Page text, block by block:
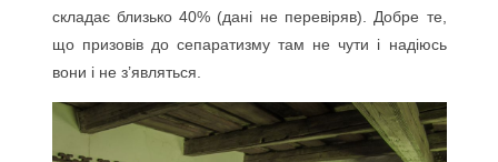
складає близько 40% (дані не перевіряв). Добре те,
що призовів до сепаратизму там не чути і надіюсь
вони і не з’являться.